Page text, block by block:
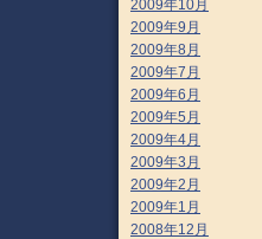
2009年10月
2009年9月
2009年8月
2009年7月
2009年6月
2009年5月
2009年4月
2009年3月
2009年2月
2009年1月
2008年12月